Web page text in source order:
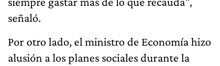
señaló.
Por otro lado, el ministro de Economía hizo
alusión a los planes sociales durante la